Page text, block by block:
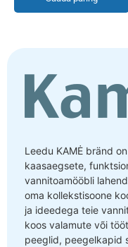
Leedu KAMĖ bränd
kaasaegsete,
vannitoamööbli
oma kollekstisoone
ja ideedega teie
koos valamute või
peeglid, peegelkapid